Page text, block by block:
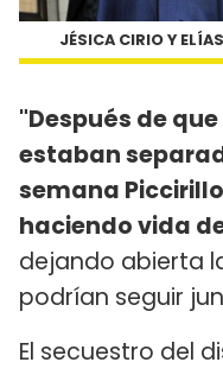
JÉSICA CIRIO Y
"Después de
estaban
semana
haciendo vida
dejando abierta
podrían seguir
El secuestro del